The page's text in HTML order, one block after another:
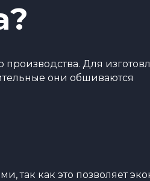
производства. Для
они обшиваются
так как это позволяет